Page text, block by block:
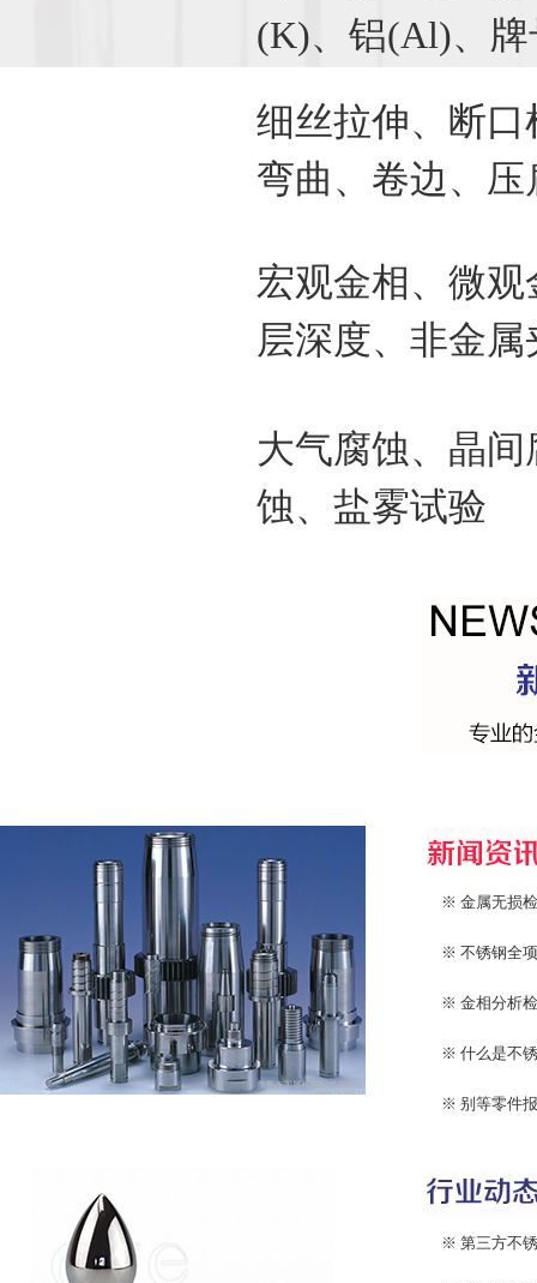
(K)、铝(Al)、牌
细丝拉伸、断
弯曲、卷边、
宏观金相、微
层深度、非金
大气腐蚀、晶
蚀、盐雾试验
※ 金属无损
※ 不锈钢全
※ 金相分析
※ 什么是不
※ 别等零件
※ 第三方不